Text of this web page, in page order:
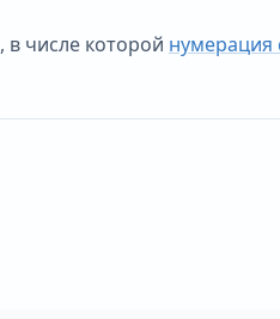
в числе которой нумерация